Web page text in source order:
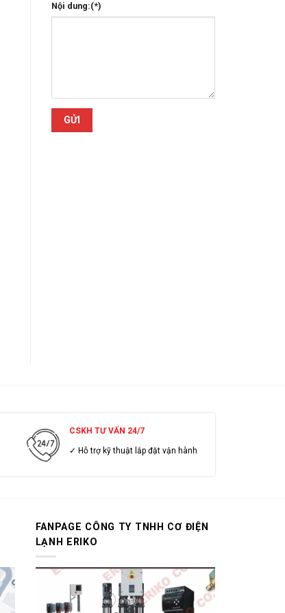
Nội dung:(*)
CSKH TƯ VẤN 24/7
✓ Hỗ trợ kỹ thuật lắp đặt vận hành
FANPAGE CÔNG TY TNHH CƠ ĐIỆN
LẠNH ERIKO